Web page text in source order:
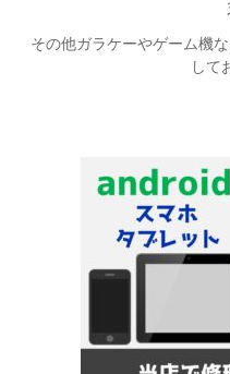
その他ガラケーやゲーム機
して